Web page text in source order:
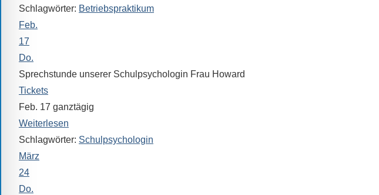
Mathematik-
oder
Sportwettkampf,
Musik-
Exkursion
oder
Reise
–
unsere
Schülerinnen
und
Schlagwörter: Betriebspraktikum
Feb.
17
Do.
Sprechstunde unserer Schulpsychologin Frau Howard
Tickets
Feb. 17 ganztägig
Weiterlesen
Schlagwörter: Schulpsychologin
März
24
Do.